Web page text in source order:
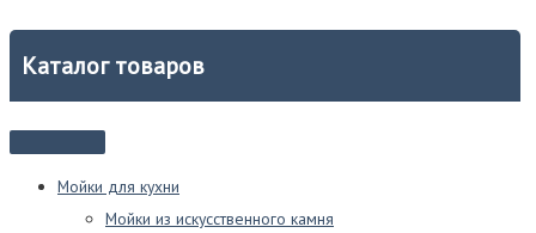
Каталог товаров
Мойки для кухни
Мойки из искусственного камня